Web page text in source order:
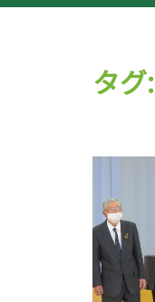
ッ
タグ: